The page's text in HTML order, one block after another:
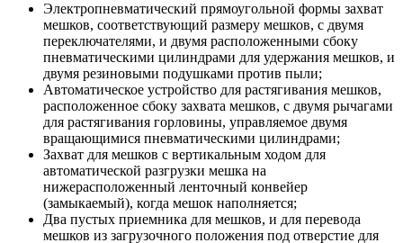
Электропневматический прямоугольной формы захват
мешков, соответствующий размеру мешков, с двумя
переключателями, и двумя расположенными сбоку
пневматическими цилиндрами для удержания мешков, и
двумя резиновыми подушками против пыли;
Автоматическое устройство для растягивания мешков,
расположенное сбоку захвата мешков, с двумя рычагами
для растягивания горловины, управляемое двумя
вращающимися пневматическими цилиндрами;
Захват для мешков с вертикальным ходом для
автоматической разгрузки мешка на
нижерасположенный ленточный конвейер
(замыкаемый), когда мешок наполняется;
Два пустых приемника для мешков, и для перевода
мешков из загрузочного положения под отверстие для